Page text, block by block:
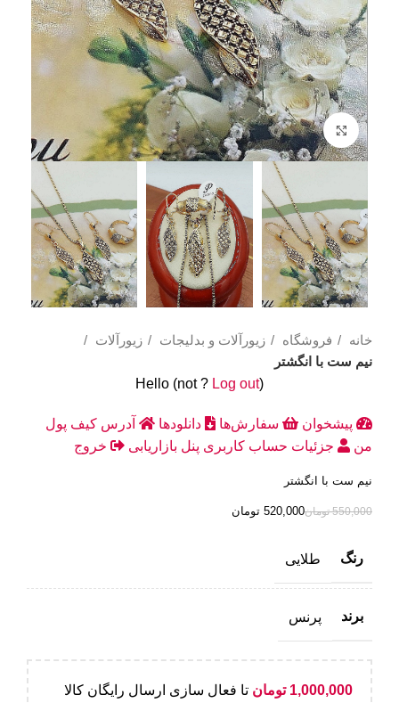
Click to enlarge
خانه فروشگاه زیورآلات و بدلیجات
زیورآلات
نیم ست با انگشتر
Hello (not? Log out)
پیشخوان سفارش‌ها دانلودها آدرس کیف پول
من
جزئیات حساب کاربری پنل بازاریابی خروج
نیم ست با انگشتر
550,000 تومان520,000 تومان
رنگ طلایی
برند پرنس
1,000,000 تومان تا فعال سازی ارسال رایگان کالا